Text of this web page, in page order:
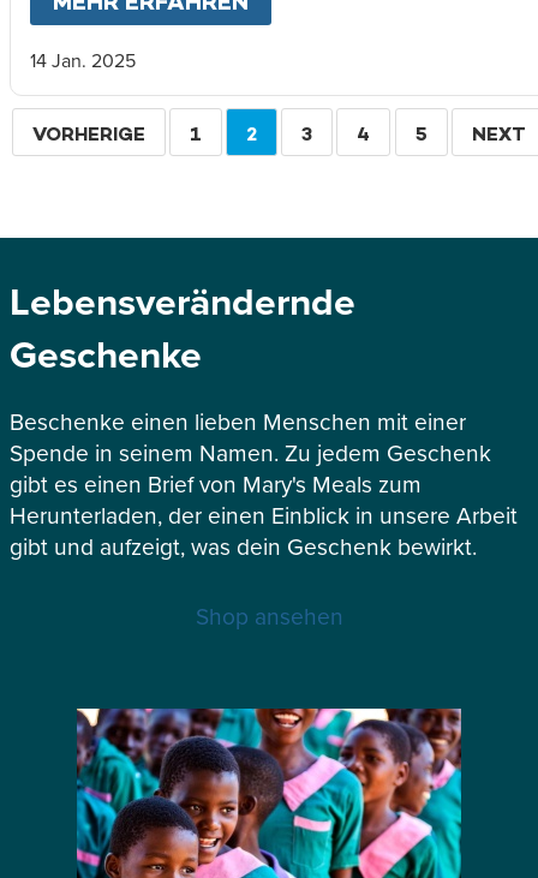
14 Jan. 2025
Seitennummerierung
VORHERIGE
VORHERIGE SEITE
1
AKTUELLE
2 SEITE
3 SEITE
4 SEITE
5 NEXT
Lebensverändernde
Geschenke
Beschenke einen lieben Menschen mit einer
Spende in seinem Namen. Zu jedem Geschenk
gibt es einen Brief von Mary's Meals zum
Herunterladen, der einen Einblick in unsere Arbeit
gibt und aufzeigt, was dein Geschenk bewirkt.
Shop ansehen